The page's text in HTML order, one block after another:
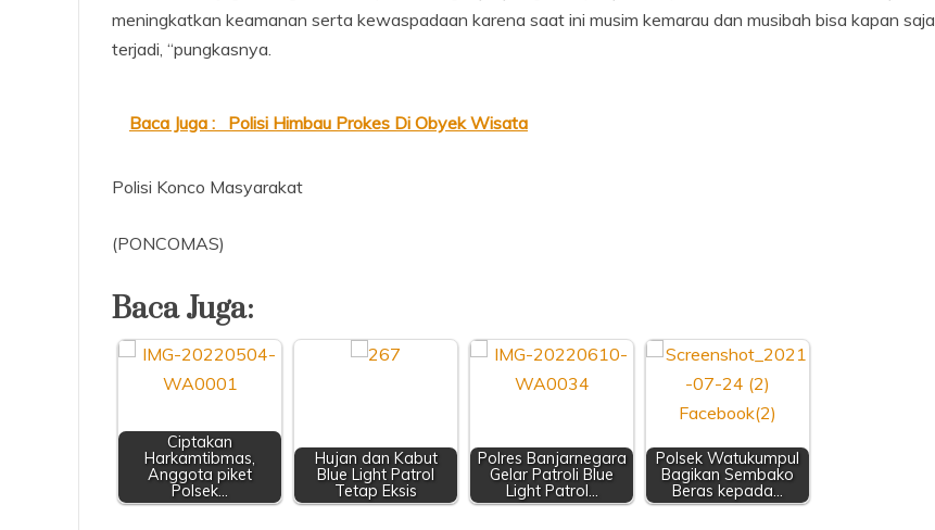
meningkatkan keamanan serta kewaspadaan karena saat ini musim kemarau dan musibah bisa kapan saja
terjadi, “pungkasnya.
Baca Juga : Polisi Himbau Prokes Di Obyek Wisata
Polisi Konco Masyarakat
(PONCOMAS)
Baca Juga:
Ciptakan
Harkamtibmas,
Anggota piket
Polsek…
Hujan dan Kabut
Blue Light Patrol
Tetap Eksis
Polres Banjarnegara
Gelar Patroli Blue
Light Patrol…
Polsek Watukumpul
Bagikan Sembako
Beras kepada…